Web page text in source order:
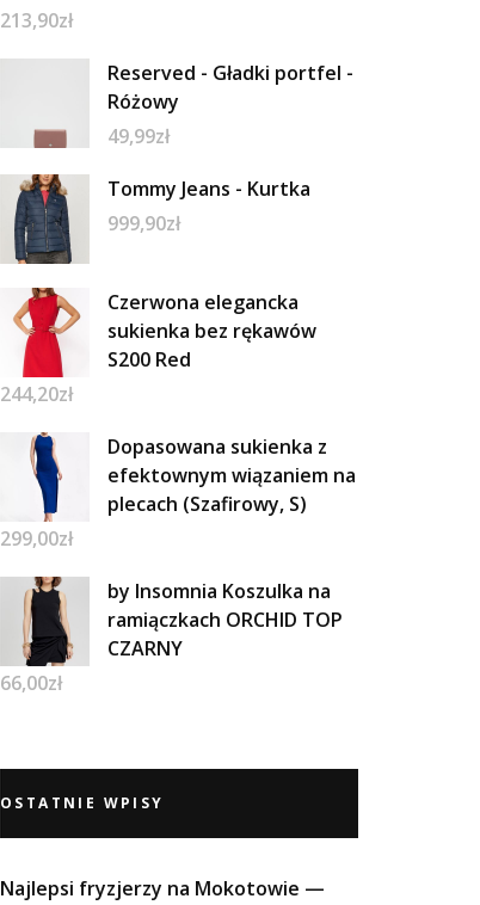
213,90zł
Reserved - Gładki portfel -
Różowy
49,99zł
Tommy Jeans - Kurtka
999,90zł
Czerwona elegancka
sukienka bez rękawów
S200 Red
244,20zł
Dopasowana sukienka z
efektownym wiązaniem na
plecach (Szafirowy, S)
299,00zł
by Insomnia Koszulka na
ramiączkach ORCHID TOP
CZARNY
66,00zł
OSTATNIE WPISY
Najlepsi fryzjerzy na Mokotowie —